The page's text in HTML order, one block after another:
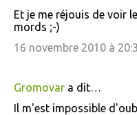
Et je me réjouis de voir
mords ;-)
16 novembre 2010 à
Gromovara dit…
Il m'est impossible